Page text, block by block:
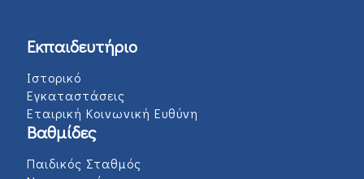
Εκπαιδευτήριο
Ιστορικό
Εγκαταστάσεις
Εταιρική Κοινωνική Ευθύνη
Βαθμίδες
Παιδικός Σταθμός